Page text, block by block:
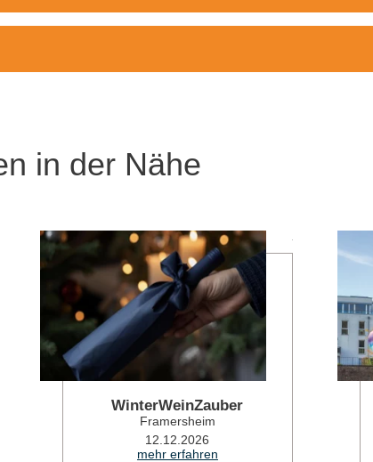
in der Nähe
mehr erfahren
WinterWeinZauber
Framersheim
12.12.2026
mehr erfahren